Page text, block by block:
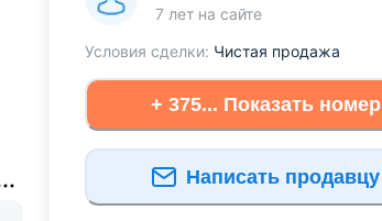
7 лет на сайте
Условия сделки: Чистая продажа
+ 375... Показать номер
Написать продавцу